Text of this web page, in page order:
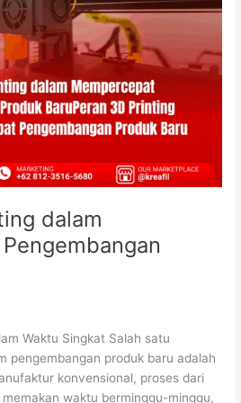
dalam
Waktu Singkat Salah satu
pengembangan produk baru adalah
konvensional, proses dari
waktu berminggu-minggu,